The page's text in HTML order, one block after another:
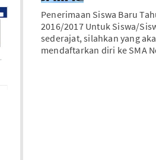
Penerimaan Siswa Baru
2016/2017 Untuk Siswa/
sederajat, silahkan yang
mendaftarkan diri ke SMA